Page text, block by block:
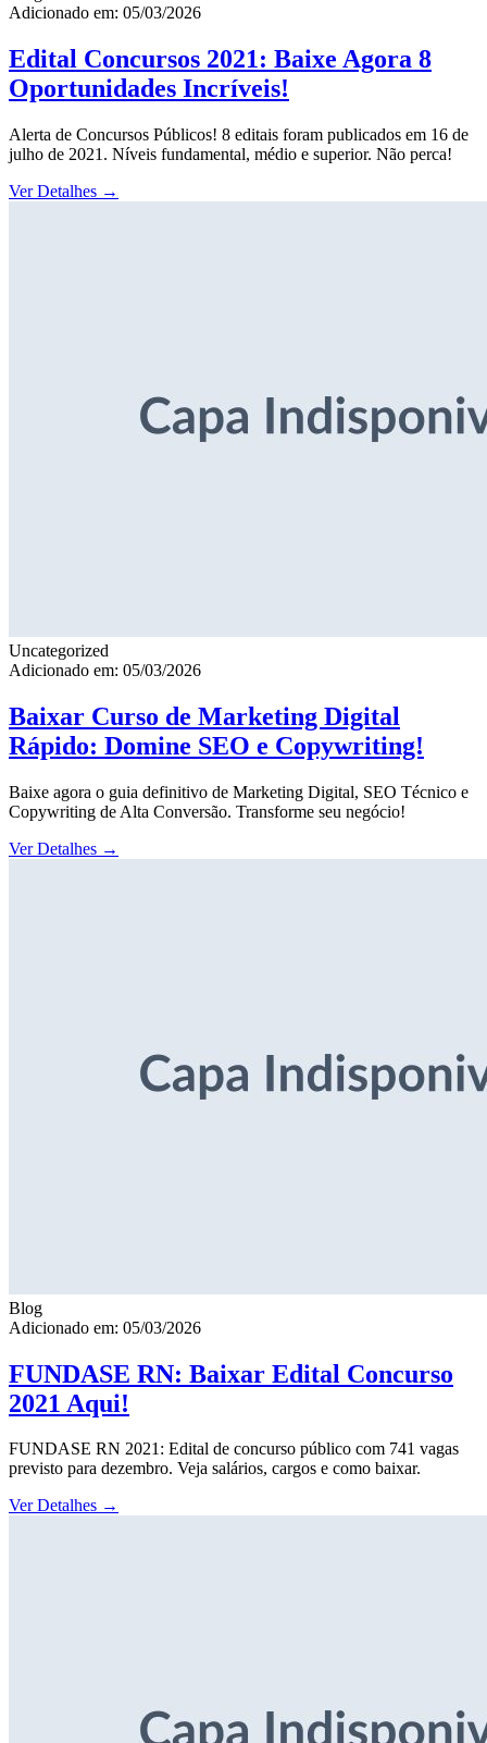
Adicionado em: 05/03/2026
Edital Concursos 2021: Baixe Agora 8
Oportunidades Incríveis!
Alerta de Concursos Públicos! 8 editais foram publicados em 16 de
julho de 2021. Níveis fundamental, médio e superior. Não perca!
Ver Detalhes →
Uncategorized
Adicionado em: 05/03/2026
Baixar Curso de Marketing Digital
Rápido: Domine SEO e Copywriting!
Baixe agora o guia definitivo de Marketing Digital, SEO Técnico e
Copywriting de Alta Conversão. Transforme seu negócio!
Ver Detalhes →
Blog
Adicionado em: 05/03/2026
FUNDASE RN: Baixar Edital Concurso
2021 Aqui!
FUNDASE RN 2021: Edital de concurso público com 741 vagas
previsto para dezembro. Veja salários, cargos e como baixar.
Ver Detalhes →